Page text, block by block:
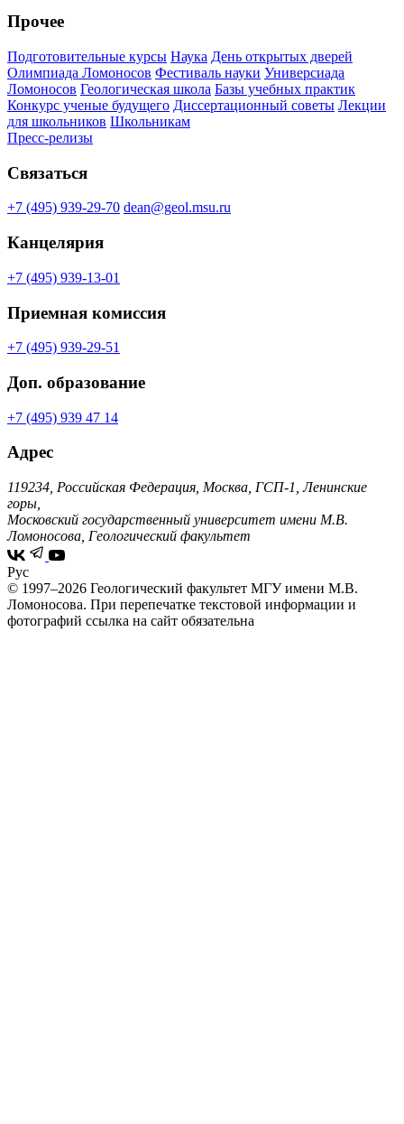
Прочее
Подготовительные курсы Наука День открытых дверей
Олимпиада Ломоносов Фестиваль науки Универсиада
Ломоносов Геологическая школа Базы учебных практик
Конкурс ученые будущего Диссертационный советы Лекции
для школьников Школьникам
Пресс-релизы
Связаться
+7 (495) 939-29-70 dean@geol.msu.ru
Канцелярия
+7 (495) 939-13-01
Приемная комиссия
+7 (495) 939-29-51
Доп. образование
+7 (495) 939 47 14
Адрес
119234, Российская Федерация, Москва, ГСП-1, Ленинские
горы,
Московский государственный университет имени М.В.
Ломоносова, Геологический факультет
Рус
© 1997–2026 Геологический факультет МГУ имени М.В.
Ломоносова. При перепечатке текстовой информации и
фотографий ссылка на сайт обязательна